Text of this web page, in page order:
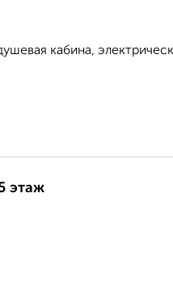
кабина,
этаж